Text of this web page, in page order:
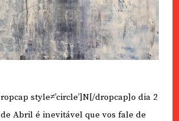
ropcap style≠’circle’]N[/dropcap]o dia 2
de Abril é inevitável que vos fale de